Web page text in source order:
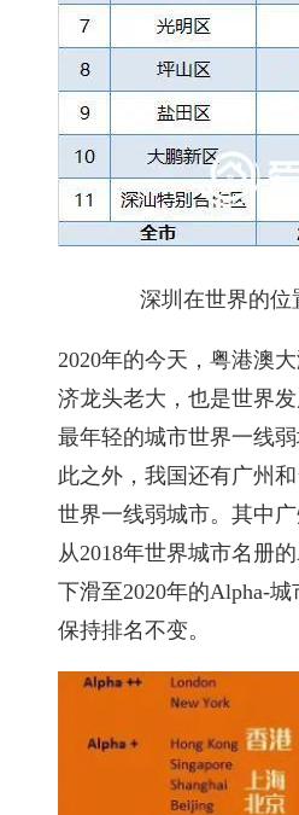
深圳在世界的位
2020年的今天，粤港澳
济龙头老大，也是世界发
最年轻的城市世界一线
此之外，我国还有广州
世界一线弱城市。其中
从2018年世界城市名册
下滑至2020年的Alpha-城
保持排名不变。